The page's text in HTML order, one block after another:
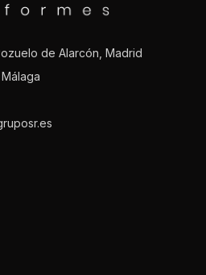
de Alarcón, Madrid